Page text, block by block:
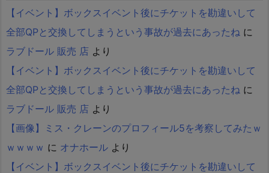
【イベント】ボックスイベント後にチケットを勘違いして
全部QPと交換してしまうという事故が過去にあったね に
ラブドール 販売 店 より
【イベント】ボックスイベント後にチケットを勘違いして
全部QPと交換してしまうという事故が過去にあったね に
ラブドール 販売 店 より
【画像】ミス・クレーンのプロフィール5を考察してみたｗ
ｗｗｗｗ に オナホール より
【イベント】ボックスイベント後にチケットを勘違いして